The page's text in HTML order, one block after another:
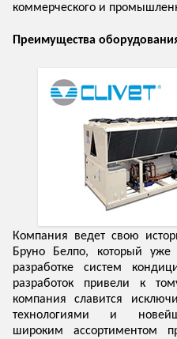
коммерческого и
Преимущества оборудования
Компания ведет свою
Бруно Белпо, который
разработке систем
разработок привели к
компания славится
технологиями и
широким ассортиментом